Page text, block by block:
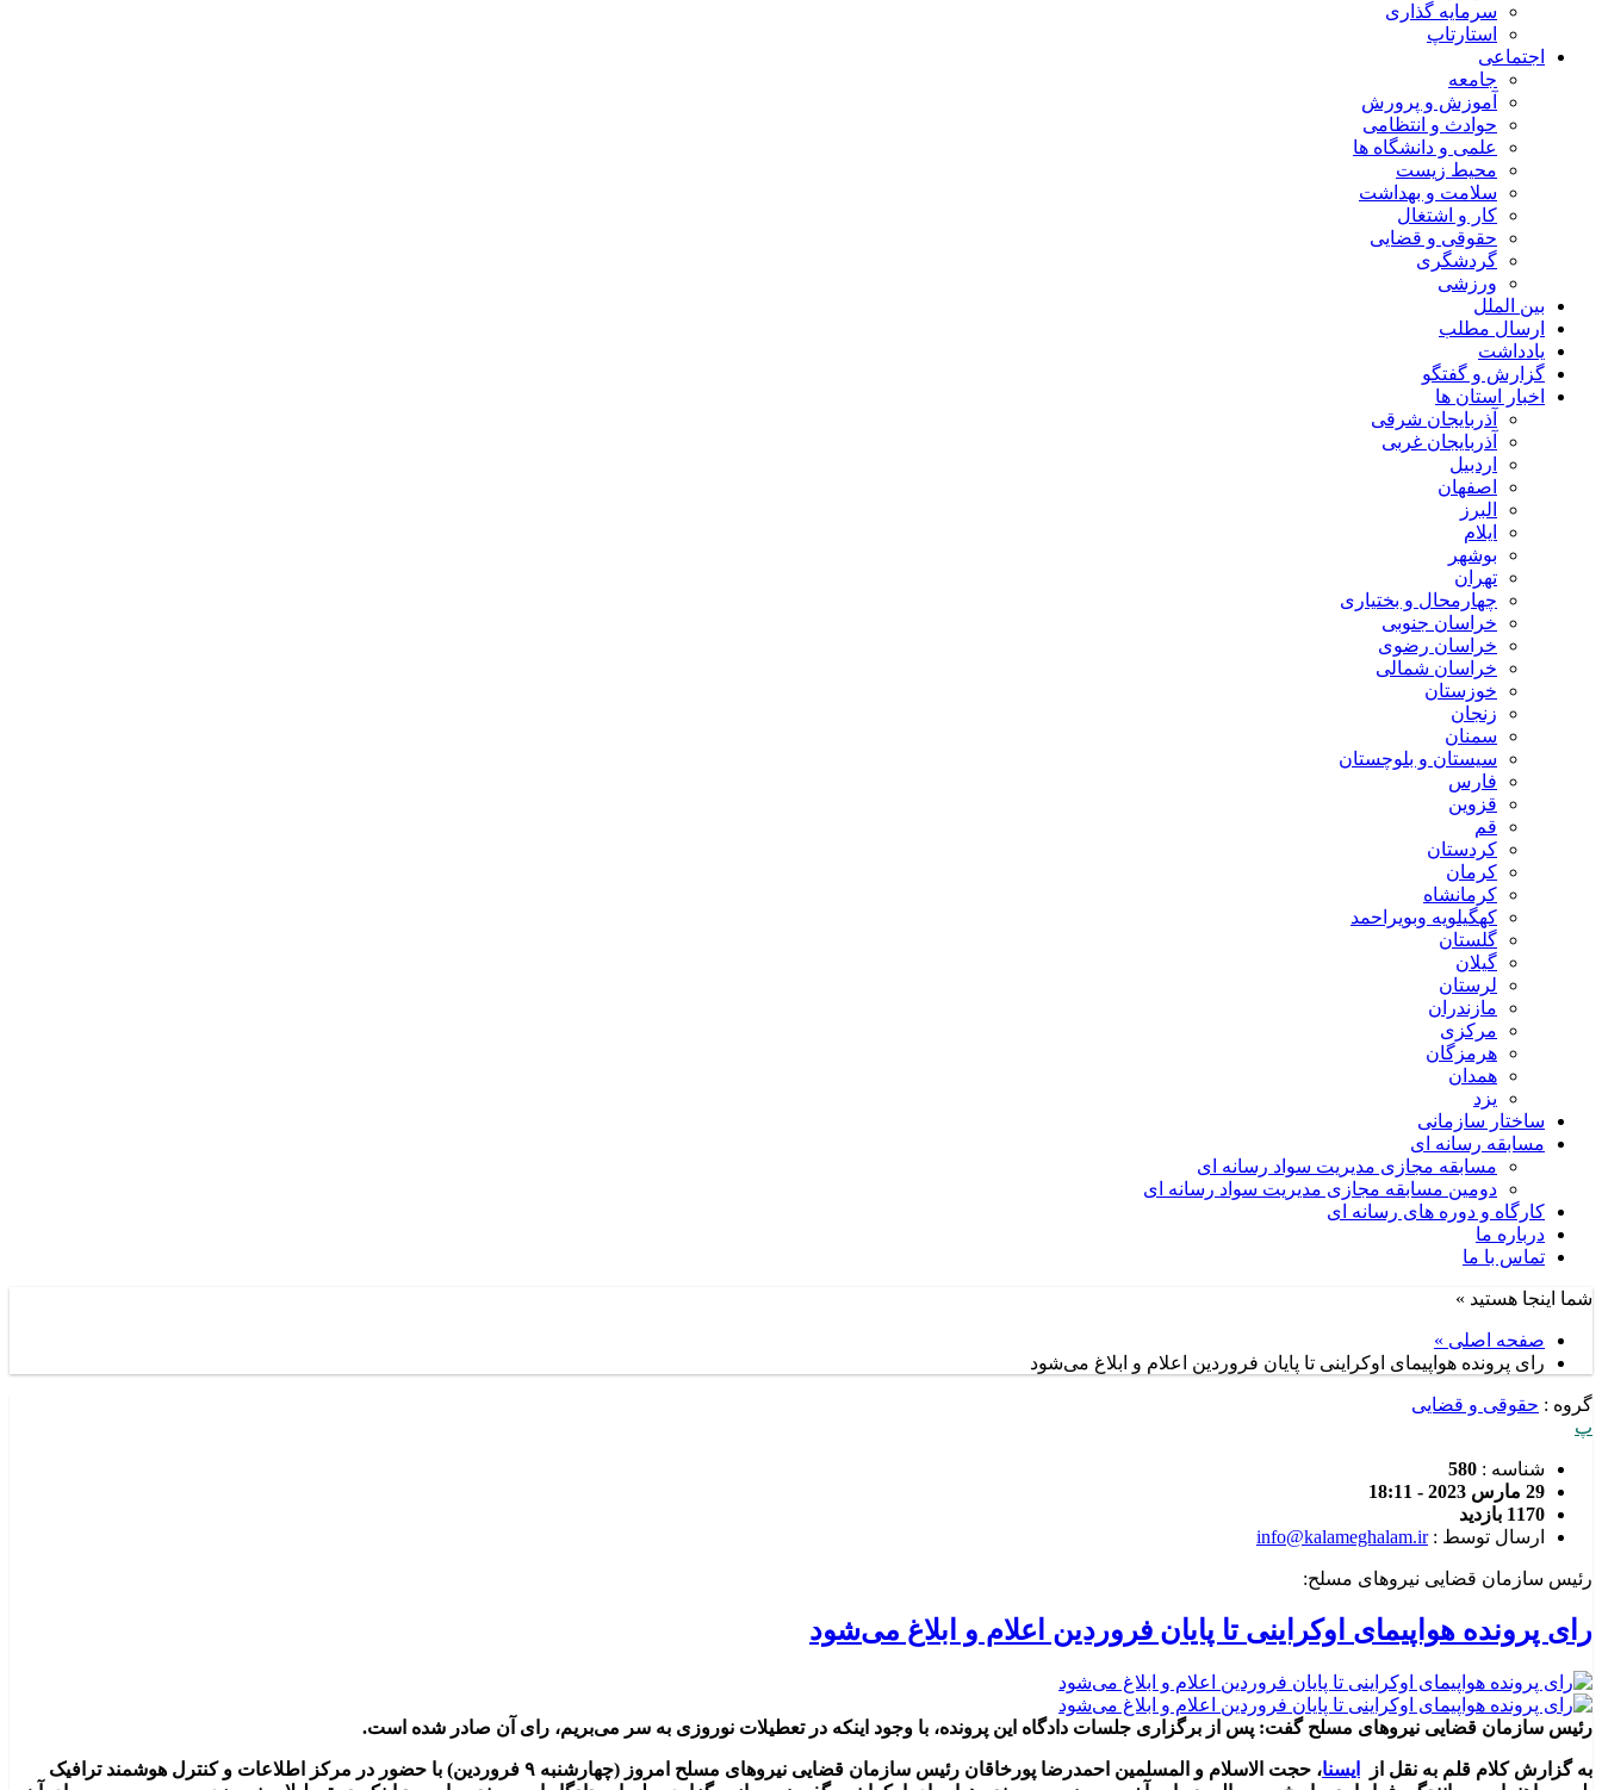
سرمایه گذاری
استارتاپ
اجتماعی
جامعه
آموزش و پرورش
حوادث و انتظامی
علمی و دانشگاه ها
محیط زیست
سلامت و بهداشت
کار و اشتغال
حقوقی و قضایی
گردشگری
ورزشی
بین الملل
ارسال مطلب
یادداشت
گزارش و گفتگو
اخبار استان ها
آذربایجان شرقی
آذربایجان غربی
اردبیل
اصفهان
البرز
ایلام
بوشهر
تهران
چهارمحال و بختیاری
خراسان جنوبی
خراسان رضوی
خراسان شمالی
خوزستان
زنجان
سمنان
سیستان و بلوچستان
فارس
قزوین
قم
کردستان
کرمان
کرمانشاه
کهگیلویه وبویراحمد
گلستان
گیلان
لرستان
مازندران
مرکزی
هرمزگان
همدان
یزد
ساختار سازمانی
مسابقه رسانه ای
مسابقه مجازی مدیریت سواد رسانه ای
دومین مسابقه مجازی مدیریت سواد رسانه ای
کارگاه و دوره های رسانه ای
درباره ما
تماس با ما
شما اینجا هستید »
صفحه اصلی »
رای پرونده هواپیمای اوکراینی تا پایان فروردین اعلام و ابلاغ می‌شود
گروه : حقوقی و قضایی
پ
شناسه : 580
29 مارس 2023 - 18:11
1170 بازدید
ارسال توسط :info@kalameghalam.ir
رئیس سازمان قضایی نیروهای مسلح:
رای پرونده هواپیمای اوکراینی تا پایان فروردین اعلام و ابلاغ می‌شود
رئیس سازمان قضایی نیروهای مسلح گفت: پس از برگزاری جلسات دادگاه این پرونده، با وجود اینکه در تعطیلات نوروزی به سر می‌بریم، رای آن صادر شده است.
به گزارش کلام قلم به نقل از ایسنا
،‌ حجت الاسلام و المسلمین احمدرضا پورخاقان رئیس سازمان قضایی نیروهای مسلح امروز (چهارشنبه ۹ فروردین) با حضور در مرکز اطلاعات و کنترل هوشمند ترافیک